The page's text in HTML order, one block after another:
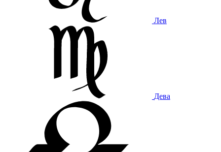
Лев
Дева